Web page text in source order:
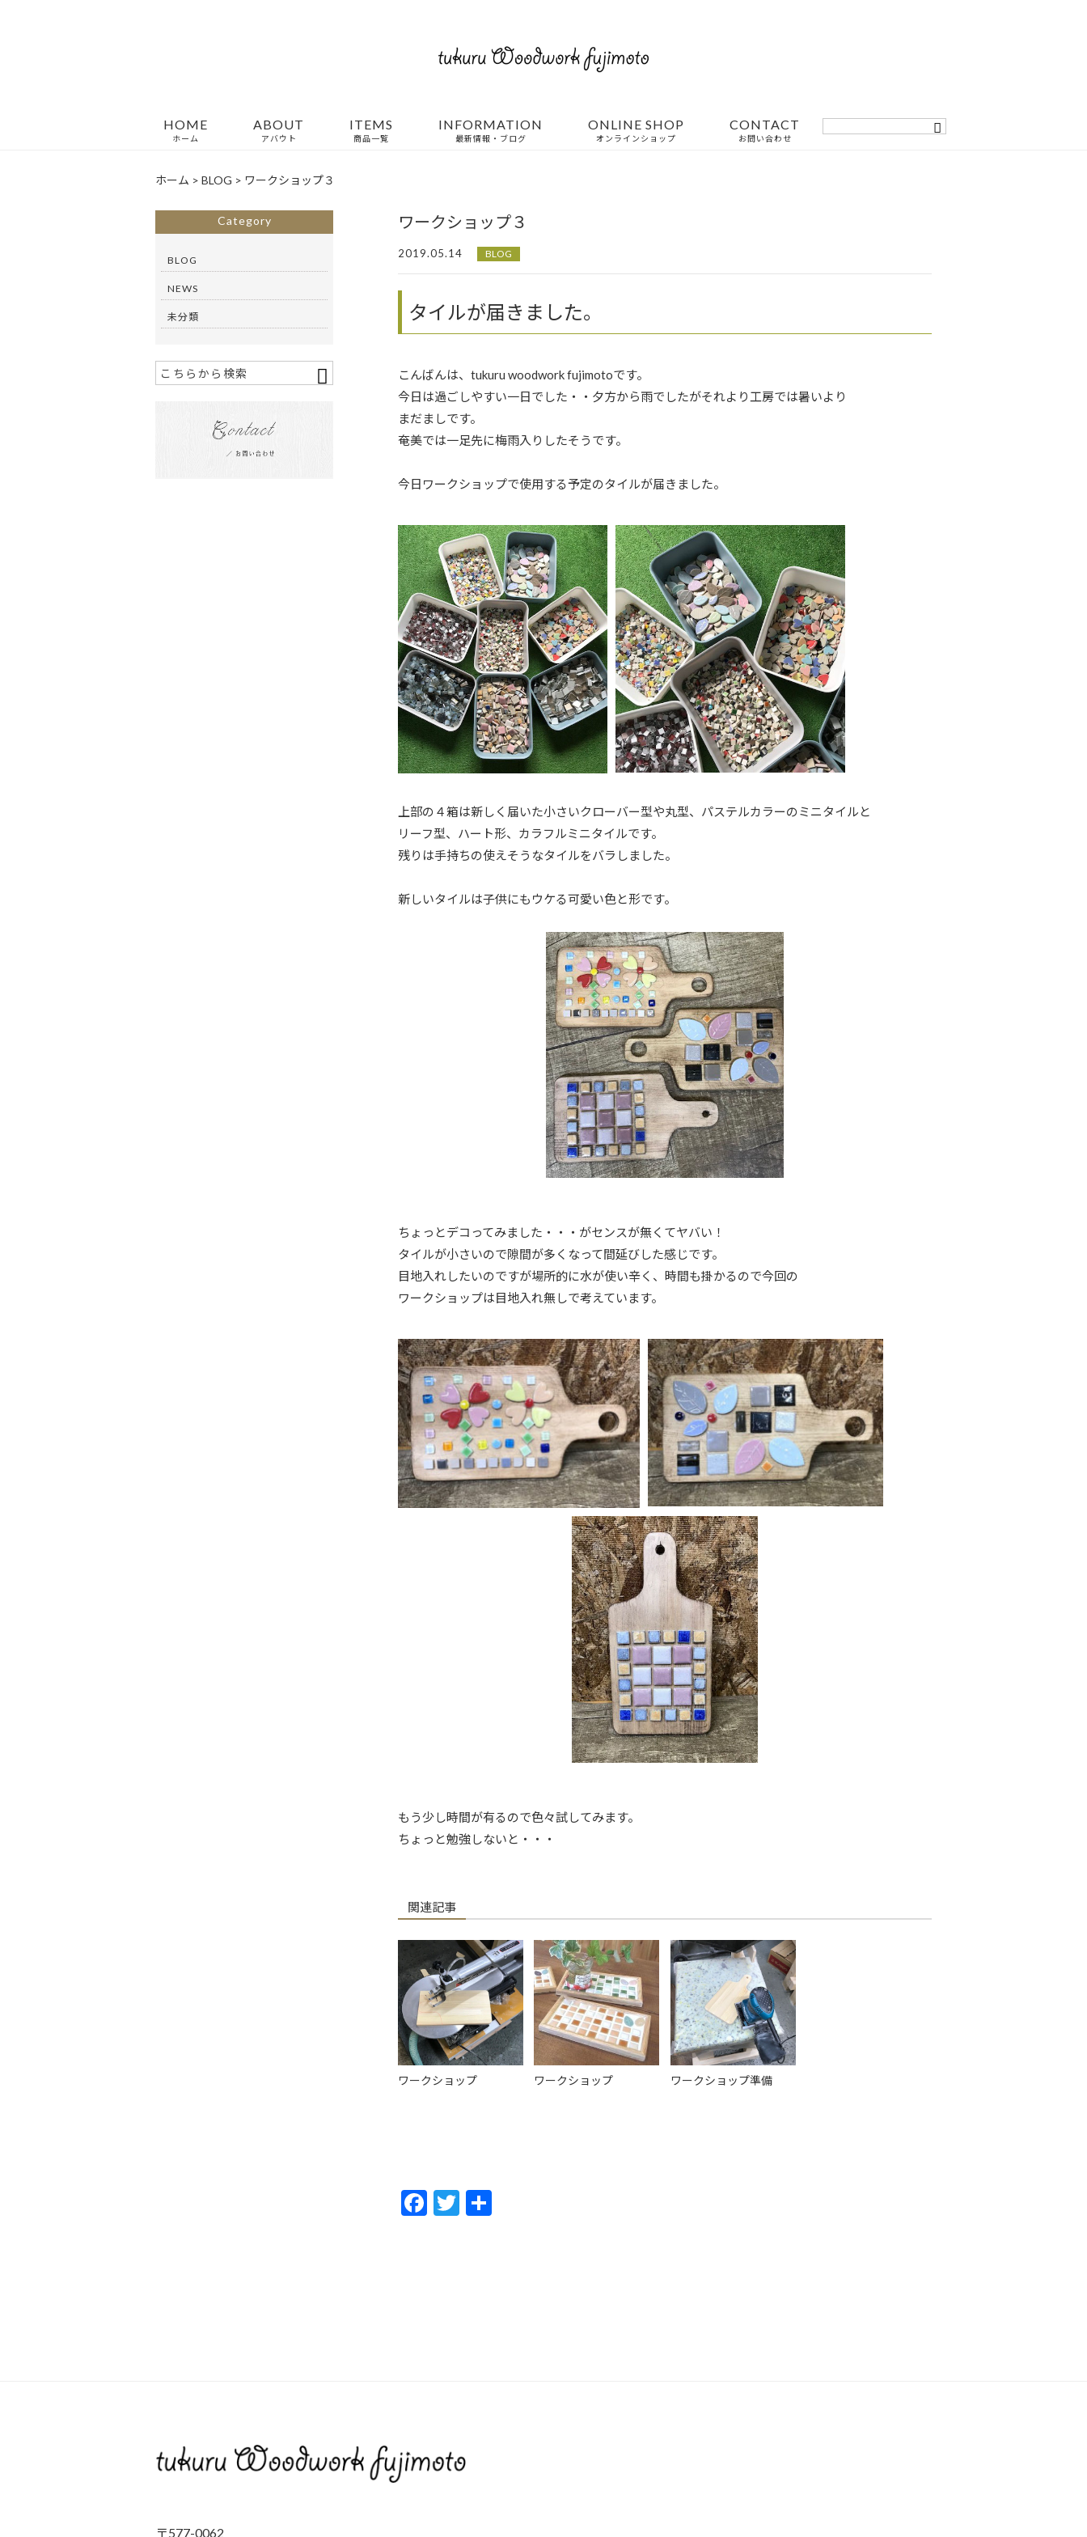
HOME
ホーム
ABOUT
アバウト
ITEMS
商品一覧
INFORMATION
最新情報・ブログ
ONLINE SHOP
オンラインショップ
CONTACT
お問い合わせ
ホーム > BLOG > ワークショップ３
ワークショップ３
2019.05.14 BLOG
タイルが届きました。
こんばんは、tukuru woodwork fujimotoです。
今日は過ごしやすい一日でした・・夕方から雨でしたがそれより工房では暑いより
まだましです。
奄美では一足先に梅雨入りしたそうです。
今日ワークショップで使用する予定のタイルが届きました。
上部の４箱は新しく届いた小さいクローバー型や丸型、パステルカラーのミニタイルと
リーフ型、ハート形、カラフルミニタイルです。
残りは手持ちの使えそうなタイルをバラしました。
新しいタイルは子供にもウケる可愛い色と形です。
ちょっとデコってみました・・・がセンスが無くてヤバい！
タイルが小さいので隙間が多くなって間延びした感じです。
目地入れしたいのですが場所的に水が使い辛く、時間も掛かるので今回の
ワークショップは目地入れ無しで考えています。
もう少し時間が有るので色々試してみます。
ちょっと勉強しないと・・・
関連記事
ワークショップ ワークショップ ワークショップ準備
F
T
Category
BLOG
NEWS
未分類
〒577-0062